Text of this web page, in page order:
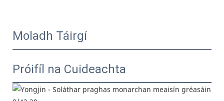
Moladh Táirgí
Próifíl na Cuideachta